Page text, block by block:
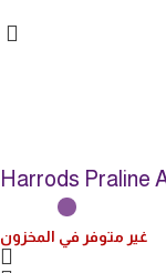
Harrods Praline
غير متوفر في المخزون